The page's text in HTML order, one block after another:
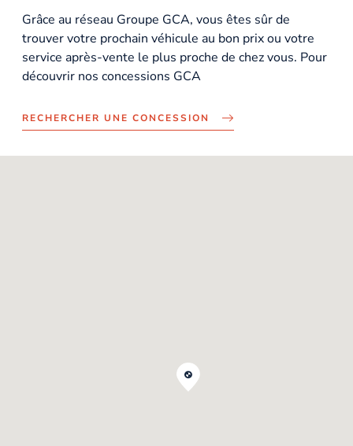
Grâce au réseau Groupe GCA, vous êtes sûr de
trouver votre prochain véhicule au bon prix ou votre
service après-vente le plus proche de chez vous. Pour
découvrir nos concessions GCA
RECHERCHER UNE CONCESSION